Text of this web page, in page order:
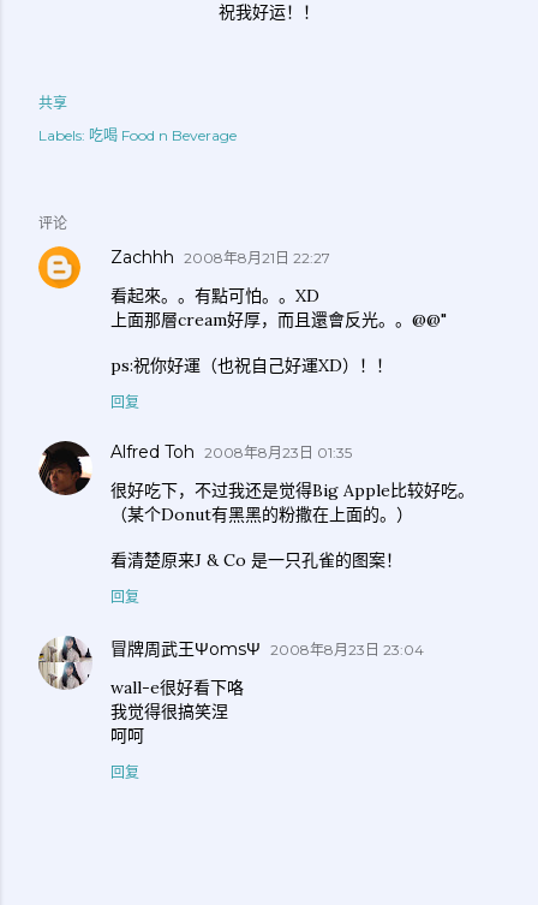
祝我好运！！
共享
Labels: 吃喝 Food n Beverage
评论
Zachhh 2008年8月21日 22:27
看起來。。有點可怕。。XD
上面那層cream好厚，而且還會反光。。@@"
ps:祝你好運（也祝自己好運XD）！！
回复
Alfred Toh 2008年8月23日 01:35
很好吃下，不过我还是觉得Big Apple比较好吃。
（某个Donut有黑黑的粉撒在上面的。）
看清楚原来J & Co 是一只孔雀的图案！
回复
冒牌周武王ΨomsΨ 2008年8月23日 23:04
wall-e很好看下咯
我觉得很搞笑涅
呵呵
回复